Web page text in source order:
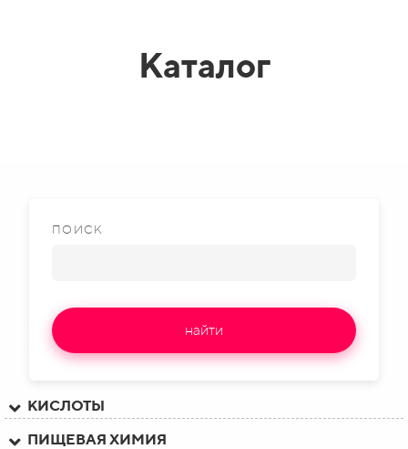
Каталог
ПОИСК
найти
КИСЛОТЫ
ПИЩЕВАЯ ХИМИЯ